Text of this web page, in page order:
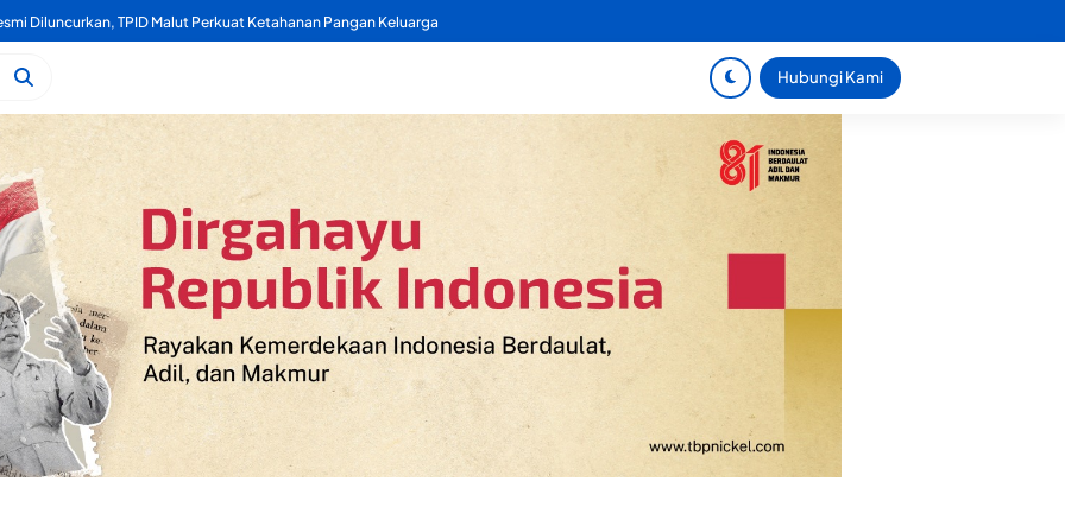
Kukuran Tongole Jadi Media Belajar Etnosains
Hubungi Kami